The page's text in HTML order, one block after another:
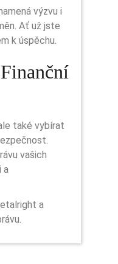
Ať už jste
k úspěchu.
také vybírat
vašich
a